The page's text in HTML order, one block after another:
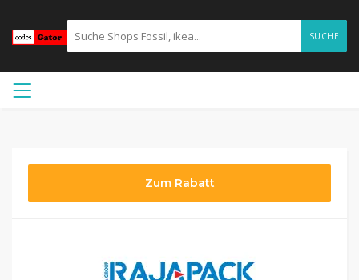
SUCHE
Zum Rabatt